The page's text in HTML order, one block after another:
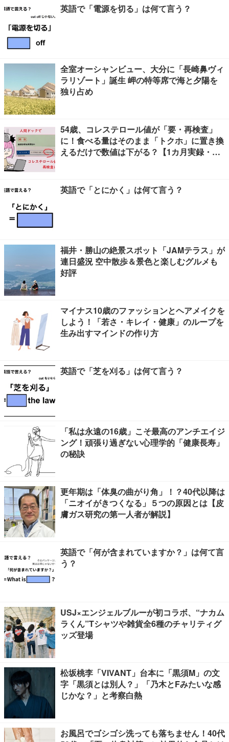
英語で「電源を切る」は何て言う？
全室オーシャンビュー、大分に「長崎鼻ヴィ
ラリゾート」誕生 岬の特等席で海と夕陽を
独り占め
54歳、コレステロール値が「要・再検査」
に！食べる量はそのまま「トクホ」に置き換
えるだけで数値は下がる？【1カ月実録・ビ
英語で「とにかく」は何て言う？
福井・勝山の絶景スポット「JAMテラス」が
連日盛況 空中散歩＆景色と楽しむグルメも
好評
マイナス10歳のファッションとヘアメイクを
しよう！「若さ・キレイ・健康」のループを
生み出すマインドの作り方
英語で「芝を刈る」は何て言う？
「私は永遠の16歳」こそ最高のアンチエイジ
ング！頑張り過ぎない心理学的「健康長寿」
の秘訣
更年期は「体臭の曲がり角」！？40代以降は
「ニオイがきつくなる」５つの原因とは【皮
膚ガス研究の第一人者が解説】
英語で「何が含まれていますか？」は何て言
う？
USJ×エンジェルブルーが初コラボ、“ナカム
ラくん”Tシャツや雑貨全6種のチャリティグ
ッズ登場
松坂桃李「VIVANT」台本に「黒須M」の文
字「黒須とは別人？」「乃木とFみたいな感
じかな？」と考察白熱
お風呂でゴシゴシ洗っても落ちません！40代